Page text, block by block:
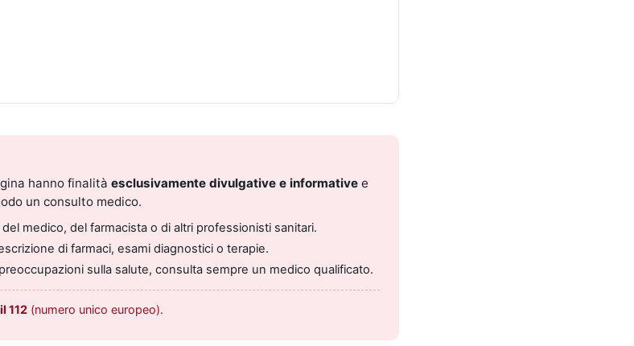
hanno finalità esclusivamente divulgative e informative e
un consulto medico.
medico, del farmacista o di altri professionisti sanitari.
di farmaci, esami diagnostici o terapie.
sulla salute, consulta sempre un medico qualificato.
112 (numero unico europeo).